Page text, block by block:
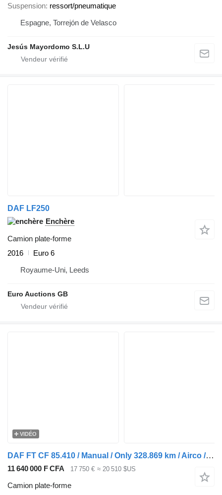
Suspension ressort/pneumatique
Espagne, Torrejón de Velasco
Jesús Mayordomo S.L.U
DAF LF250
Enchère
Camion plate-forme
2016
Euro 6
Royaume-Uni, Leeds
Euro Auctions GB
VIDÉO
DAF FT CF 85.410 / Manual / Only 328.869 km / Airco / NL Truck
11 640 000 F CFA 17 750 € ≈ 20 510 $US
Camion plate-forme